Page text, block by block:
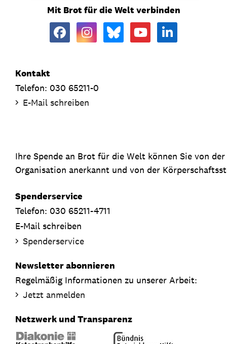
Mit Brot für die Welt verbinden
Kontakt
Telefon: 030 65211-0
E-Mail schreiben
Ihre Spende an Brot für die Welt können Sie von
Organisation anerkannt und von der
Spenderservice
Telefon: 030 65211-4711
E-Mail schreiben
Spenderservice
Newsletter abonnieren
Regelmäßig Informationen zu unserer Arbeit:
Jetzt anmelden
Netzwerk und Transparenz